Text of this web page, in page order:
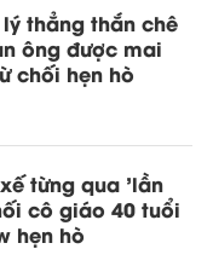
thẳng thắn chê
ông được mai
chối hẹn hò
từng qua 'lần
cô giáo 40 tuổi
hẹn hò